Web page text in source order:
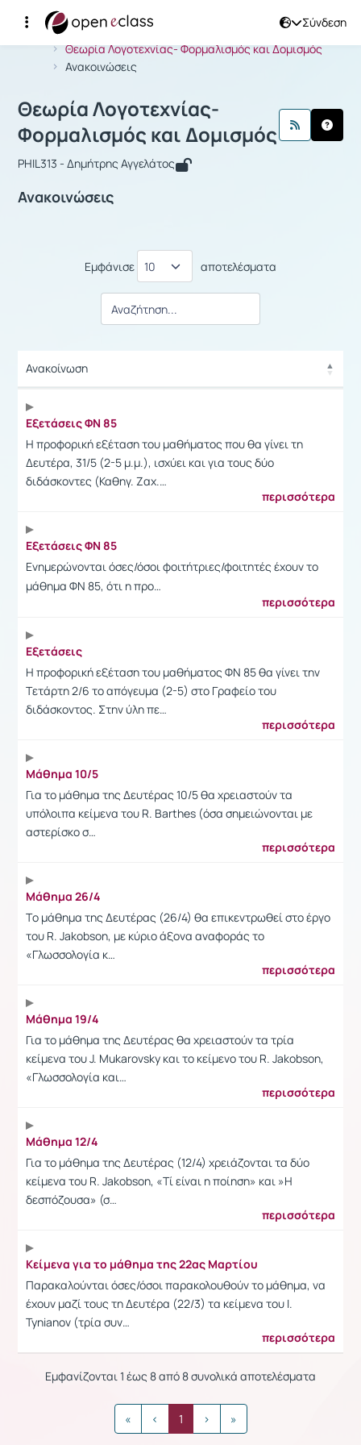
Σύνδεση
Αρχική Σελίδα
Θεωρία Λογοτεχνίας- Φορμαλισμός και Δομισμός
Ανακοινώσεις
Μάθημα : Θεωρία Λογοτεχνίας-
Θεωρία Λογοτεχνίας-
Φορμαλισμός και Δομισμός
PHIL313 - Δημήτρης Αγγελάτος
Ανακοινώσεις
Εμφάνισε αποτελέσματα
Ανακοίνωση
Εξετάσεις ΦΝ 85
Η προφορική εξέταση του μαθήματος που θα γίνει τη
Δευτέρα, 31/5 (2-5 μ.μ.), ισχύει και για τους δύο
διδάσκοντες (Καθηγ. Ζαχ.…
περισσότερα
Εξετάσεις ΦΝ 85
Ενημερώνονται όσες/όσοι φοιτήτριες/φοιτητές έχουν το
μάθημα ΦΝ 85, ότι η προ…
περισσότερα
Eξετάσεις
H προφορική εξέταση του μαθήματος ΦN 85 θα γίνει την
Tετάρτη 2/6 το απόγευμα (2-5) στο Γραφείο του
διδάσκοντος. Στην ύλη πε…
περισσότερα
Mάθημα 10/5
Για το μάθημα της Δευτέρας 10/5 θα χρειαστούν τα
υπόλοιπα κείμενα του R. Barthes (όσα σημειώνονται με
αστερίσκο σ…
περισσότερα
Mάθημα 26/4
Tο μάθημα της Δευτέρας (26/4) θα επικεντρωθεί στο έργο
του R. Jakobson, με κύριο άξονα αναφοράς το
«Γλωσσολογία κ…
περισσότερα
Mάθημα 19/4
Για το μάθημα της Δευτέρας θα χρειαστούν τα τρία
κείμενα του J. Mukarovsky και το κείμενο του R. Jakobson,
«Γλωσσολογία και…
περισσότερα
Mάθημα 12/4
Για το μάθημα της Δευτέρας (12/4) χρειάζονται τα δύο
κείμενα του R. Jakobson, «Tί είναι η ποίηση» και »H
δεσπόζουσα» (σ…
περισσότερα
Kείμενα για το μάθημα της 22ας Mαρτίου
Παρακαλούνται όσες/όσοι παρακολουθούν το μάθημα, να
έχουν μαζί τους τη Δευτέρα (22/3) τα κείμενα του I.
Tynianov (τρία συν…
περισσότερα
Εμφανίζονται 1 έως 8 από 8 συνολικά αποτελέσματα
« ‹ 1 › »